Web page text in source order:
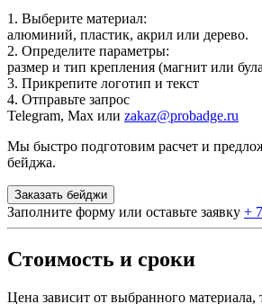
1. Выберите материал:
алюминий, пластик, акрил или дерево.
2. Определите параметры:
размер и тип крепления (магнит или
3. Прикрепите логотип и текст
4. Отправьте запрос
Telegram, Max или zakaz@probadge.ru
Мы быстро подготовим расчет и
бейджа.
Заказать бейджи
Заполните форму или оставьте заявку +
Стоимость и сроки
Цена зависит от выбранного